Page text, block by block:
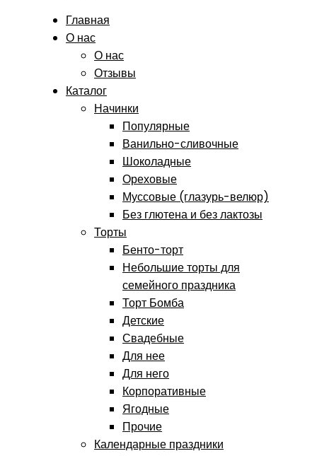
Главная
О нас
О нас
Отзывы
Каталог
Начинки
Популярные
Ванильно-сливочные
Шоколадные
Ореховые
Муссовые (глазурь-велюр)
Без глютена и без лактозы
Торты
Бенто-торт
Небольшие торты для
семейного праздника
Торт Бомба
Детские
Свадебные
Для нее
Для него
Корпоративные
Ягодные
Прочие
Календарные праздники